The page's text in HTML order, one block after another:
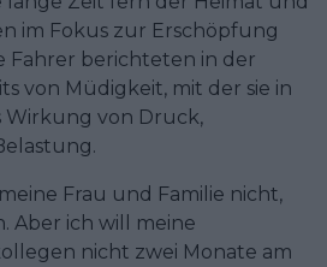
im Fokus zur Erschöpfung
Fahrer berichteten in der
von Müdigkeit, mit der sie in
Wirkung von Druck,
Frau und Familie nicht,
Aber ich will meine
nicht zwei Monate am